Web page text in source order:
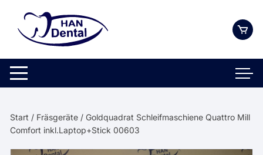
springen
Start / Fräsgeräte / Goldquadrat Schleifmaschiene Quattro Mill
Comfort inkl.Laptop+Stick 00603